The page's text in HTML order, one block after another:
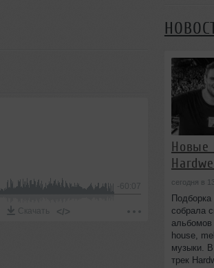
-60:07
Скачать </>
Новые
сегодня в
Подборка
собрала
house,
музыки.
трек